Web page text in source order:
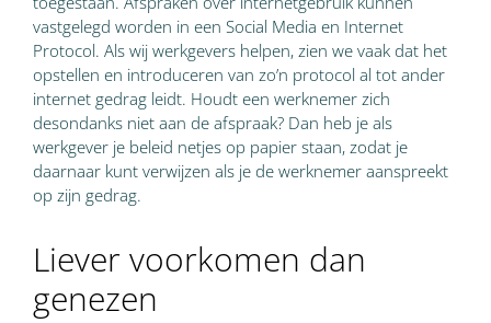
vastgelegd worden in een Social Media en Internet
Protocol. Als wij werkgevers helpen, zien we vaak dat het
opstellen en introduceren van zo’n protocol al tot ander
internet gedrag leidt. Houdt een werknemer zich
desondanks niet aan de afspraak? Dan heb je als
werkgever je beleid netjes op papier staan, zodat je
daarnaar kunt verwijzen als je de werknemer aanspreekt
op zijn gedrag.
Liever voorkomen dan
genezen